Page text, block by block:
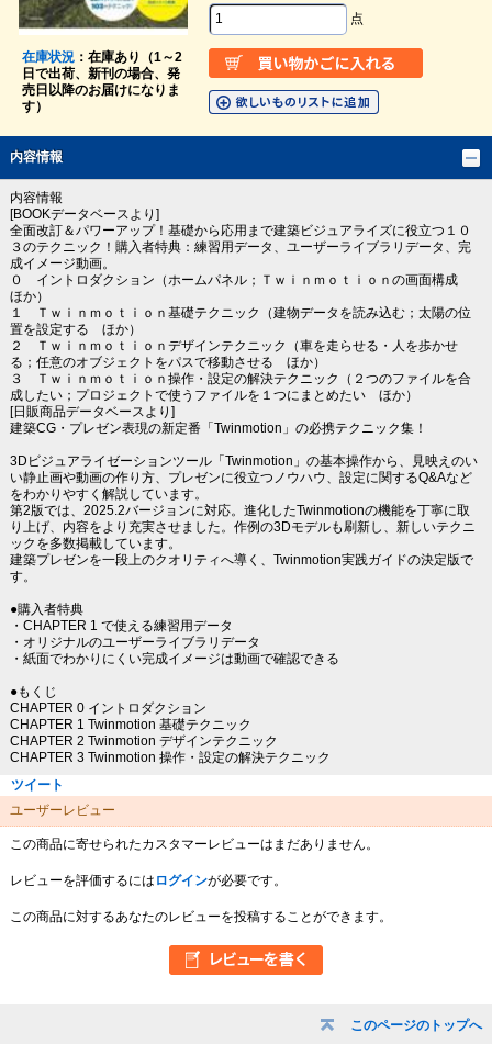
このページのトップへ
在庫状況：在庫あり（1～2
日で出荷、新刊の場合、発
売日以降のお届けになりま
す）
点
内容情報
内容情報
[BOOKデータベースより]
全面改訂＆パワーアップ！基礎から応用まで建築ビジュアライズに役立つ１０
３のテクニック！購入者特典：練習用データ、ユーザーライブラリデータ、完
成イメージ動画。
０ イントロダクション（ホームパネル；Ｔｗｉｎｍｏｔｉｏｎの画面構成
ほか）
１ Ｔｗｉｎｍｏｔｉｏｎ基礎テクニック（建物データを読み込む；太陽の位
置を設定する ほか）
２ Ｔｗｉｎｍｏｔｉｏｎデザインテクニック（車を走らせる・人を歩かせ
る；任意のオブジェクトをパスで移動させる ほか）
３ Ｔｗｉｎｍｏｔｉｏｎ操作・設定の解決テクニック（２つのファイルを合
成したい；プロジェクトで使うファイルを１つにまとめたい ほか）
[日販商品データベースより]
建築CG・プレゼン表現の新定番「Twinmotion」の必携テクニック集！
3Dビジュアライゼーションツール「Twinmotion」の基本操作から、見映えのい
い静止画や動画の作り方、プレゼンに役立つノウハウ、設定に関するQ&Aなど
をわかりやすく解説しています。
第2版では、2025.2バージョンに対応。進化したTwinmotionの機能を丁寧に取
り上げ、内容をより充実させました。作例の3Dモデルも刷新し、新しいテクニ
ックを多数掲載しています。
建築プレゼンを一段上のクオリティへ導く、Twinmotion実践ガイドの決定版で
す。
●購入者特典
・CHAPTER 1 で使える練習用データ
・オリジナルのユーザーライブラリデータ
・紙面でわかりにくい完成イメージは動画で確認できる
●もくじ
CHAPTER 0 イントロダクション
CHAPTER 1 Twinmotion 基礎テクニック
CHAPTER 2 Twinmotion デザインテクニック
CHAPTER 3 Twinmotion 操作・設定の解決テクニック
ツイート
ユーザーレビュー
この商品に寄せられたカスタマーレビューはまだありません。
レビューを評価するには ログインが必要です。
この商品に対するあなたのレビューを投稿することができます。